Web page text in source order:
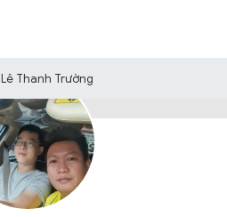
Lê Thanh Trường